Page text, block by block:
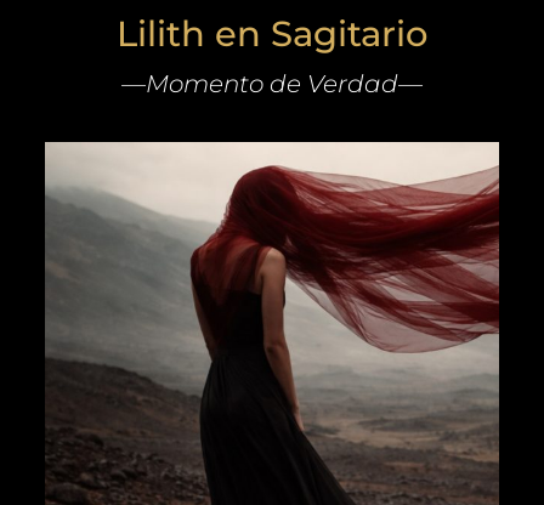
Lilith en Sagitario
—Momento de Verdad—